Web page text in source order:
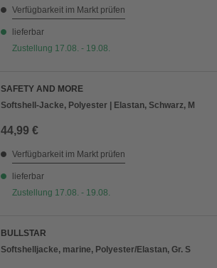
Verfügbarkeit im Markt prüfen
lieferbar
Zustellung 17.08. - 19.08.
SAFETY AND MORE
Softshell-Jacke, Polyester | Elastan, Schwarz, M
44,99 €
Verfügbarkeit im Markt prüfen
lieferbar
Zustellung 17.08. - 19.08.
BULLSTAR
Softshelljacke, marine, Polyester/Elastan, Gr. S